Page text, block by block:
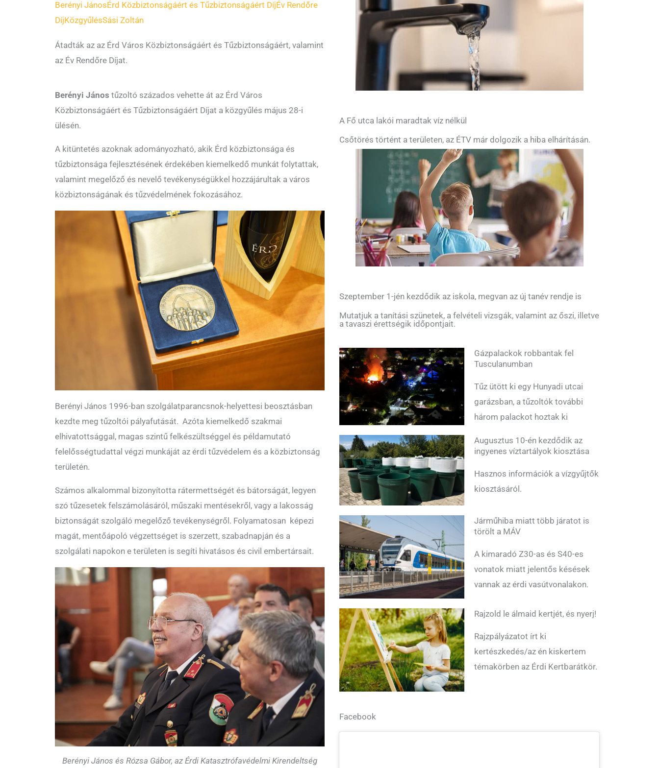
Berényi JánosÉrd Közbiztonságáért és Tűzbiztonságáért DíjÉv Rendőre
DíjKözgyűlésSási Zoltán
Átadták az az Érd Város Közbiztonságáért és Tűzbiztonságáért, valamint
az Év Rendőre Díjat.
Berényi János tűzoltó százados vehette át az Érd Város
Közbiztonságáért és Tűzbiztonságáért Díjat a közgyűlés május 28-i
ülésén.
A kitüntetés azoknak adományozható, akik Érd közbiztonsága és
tűzbiztonsága fejlesztésének érdekében kiemelkedő munkát folytattak,
valamint megelőző és nevelő tevékenységükkel hozzájárultak a város
közbiztonságának és tűzvédelmének fokozásához.
Berényi János 1996-ban szolgálatparancsnok-helyettesi beosztásban
kezdte meg tűzoltói pályafutását. Azóta kiemelkedő szakmai
elhivatottsággal, magas szintű felkészültséggel és példamutató
felelősségtudattal végzi munkáját az érdi tűzvédelem és a közbiztonság
területén.
Számos alkalommal bizonyította rátermettségét és bátorságát, legyen
szó tűzesetek felszámolásáról, műszaki mentésekről, vagy a lakosság
biztonságát szolgáló megelőző tevékenységről. Folyamatosan képezi
magát, mentőápoló végzettséget is szerzett, szabadnapján és a
szolgálati napokon e területen is segíti hivatásos és civil embertársait.
Berényi János és Rózsa Gábor, az Érdi Katasztrófavédelmi Kirendeltség
A Fő utca lakói maradtak víz nélkül
Csőtörés történt a területen, az ÉTV már dolgozik a hiba elhárításán.
Szeptember 1-jén kezdődik az iskola, megvan az új tanév rendje is
Mutatjuk a tanítási szünetek, a felvételi vizsgák, valamint az őszi, illetve
a tavaszi érettségik időpontjait.
Gázpalackok robbantak fel
Tusculanumban
Tűz ütött ki egy Hunyadi utcai
garázsban, a tűzoltók további
három palackot hoztak ki
Augusztus 10-én kezdődik az
ingyenes víztartályok kiosztása
Hasznos információk a vízgyűjtők
kiosztásáról.
Járműhiba miatt több járatot is
törölt a MÁV
A kimaradó Z30-as és S40-es
vonatok miatt jelentős késések
vannak az érdi vasútvonalakon.
Rajzold le álmaid kertjét, és nyerj!
Rajzpályázatot írt ki
kertészkedés/az én kiskertem
témakörben az Érdi Kertbarátkör.
Facebook